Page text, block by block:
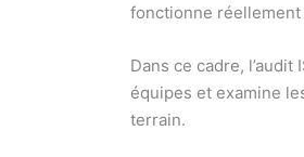
fonctionne
Dans ce cadre,
équipes et examine
terrain.